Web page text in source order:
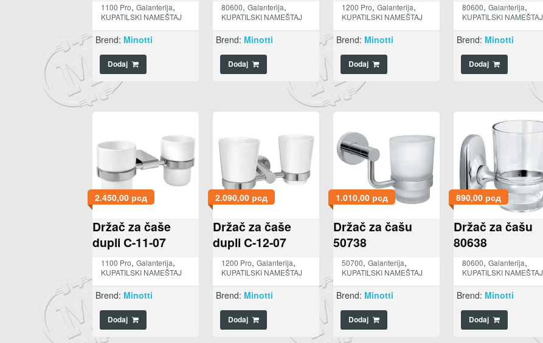
1100 Pro, Galanterija,
KUPATILSKI NAMEŠTAJ
Brend: Minotti
Dodaj
80600, Galanterija,
KUPATILSKI NAMEŠTAJ
Brend: Minotti
Dodaj
1200 Pro, Galanterija,
KUPATILSKI NAMEŠTAJ
Brend: Minotti
Dodaj
80600, Galanterija,
KUPATILSKI NAMEŠTAJ
Brend: Minotti
Dodaj
2.450,00 рсд
Držač za čaše
dupli C-11-07
1100 Pro, Galanterija,
KUPATILSKI NAMEŠTAJ
Brend: Minotti
Dodaj
2.090,00 рсд
Držač za čaše
dupli C-12-07
1200 Pro, Galanterija,
KUPATILSKI NAMEŠTAJ
Brend: Minotti
Dodaj
1.010,00 рсд
Držač za čašu
50738
50700, Galanterija,
KUPATILSKI NAMEŠTAJ
Brend: Minotti
Dodaj
890,00 рсд
Držač za čašu
80638
80600, Galanterija,
KUPATILSKI NAMEŠTAJ
Brend: Minotti
Dodaj